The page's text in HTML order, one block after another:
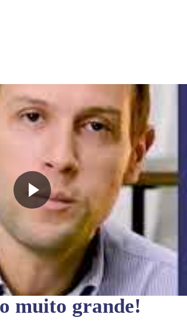
muito grande!